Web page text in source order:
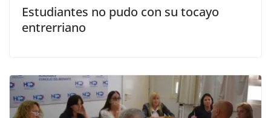
Estudiantes no pudo con su tocayo
entrerriano